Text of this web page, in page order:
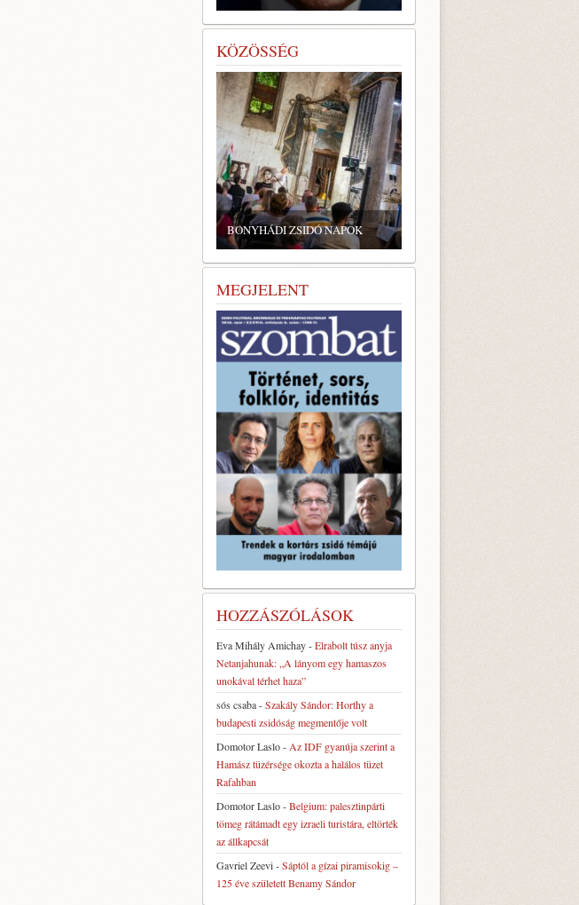
KÖZÖSSÉG
BONYHÁDI ZSIDÓ NAPOK
MEGJELENT
HOZZÁSZÓLÁSOK
Eva Mihály Amichay-Elrabolt túsz anyja
Netanjahunak: „A lányom egy hamaszos
unokával térhet haza”
sós csaba-Szakály Sándor: Horthy a
budapesti zsidóság megmentője volt
Domotor Laslo- Az IDF gyanúja szerint a
Hamász tüzérsége okozta a halálos tüzet
Rafahban
Domotor Laslo-Belgium: palesztinpárti
tömeg rátámadt egy izraeli turistára, eltörték
az állkapcsát
Gavriel Zeevi-Sáptól a gízai piramisokig –
125 éve született Benamy Sándor